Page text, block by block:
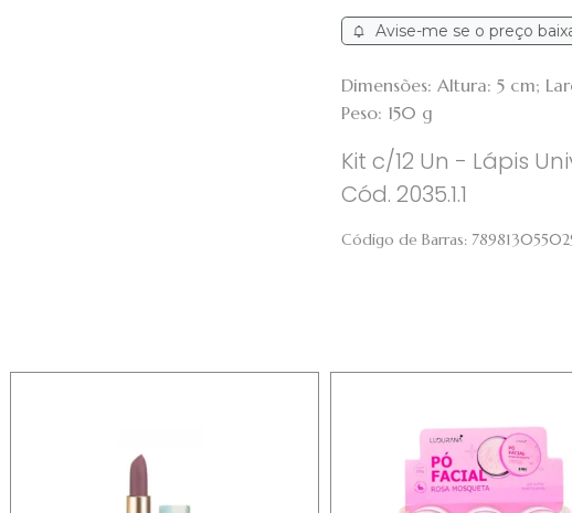
Avise-me se o preço
Dimensões: Altura: 5 cm;
Peso: 150 g
Kit c/12 Un - Lápis
Cód. 2035.1.1
Código de Barras: